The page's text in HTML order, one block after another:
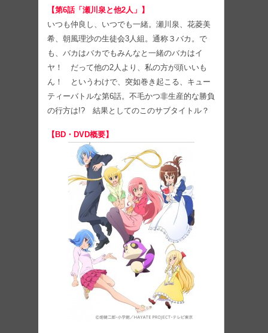
【第6話「瀬川泉と他2人」】
いつも仲良し、いつでも一緒。瀬川泉、花菱美
希、朝風理沙の生徒会3人組。通称３バカ。で
も、バカはバカでもみんなと一緒のバカはイ
ヤ！ だって他の2人より、私の方が頭いいも
ん！ というわけで、突如巻き起こる、キュー
ティーバトルな第6話。不毛かつ非生産的な勝負
の行方は!? 結果としてのこのサブタイトル？
【BD・DVD概要】